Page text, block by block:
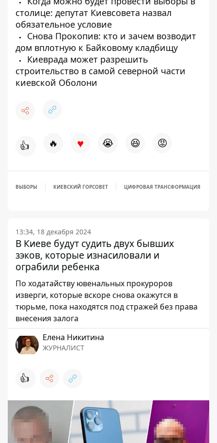
столице: депутат Киевсовета назвал
обязательное условие
Снова Прокопив: кто и зачем возводит
дом вплотную к Байковому кладбищу
Киеврада может разрешить
строительство в самой северной части
киевской Оболони
👍 🔥 ♥ 😭 😆 😡
ВЫБОРЫ КИЕВСКИЙ ГОРСОВЕТ ЦИФРОВАЯ ТРАНСФОРМАЦИЯ
13:34, 18 декабря 2024
В Киеве будут судить двух бывших
зэков, которые изнасиловали и
ограбили ребенка
По ходатайству ювенальных прокуроров
изверги, которые вскоре снова окажутся в
тюрьме, пока находятся под стражей без права
внесения залога
Елена Никитина
ЖУРНАЛИСТ
👍